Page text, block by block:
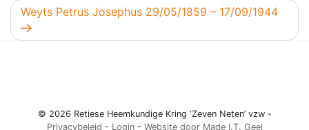
Volgend bericht
Weyts Petrus Josephus 29/05/1859 – 17/09/1944
© 2026 Retiese Heemkundige Kring ‘Zeven Neten’ vzw -
Privacybeleid - Login- Website door Made I.T. Geel